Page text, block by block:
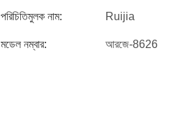
পরিচিতিমুলক নাম: Ruijia
মডেল নম্বার: আরজে-8626